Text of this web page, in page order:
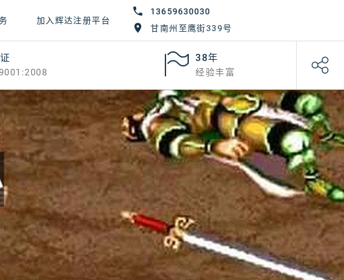
13659630030
甘南州至鹰街339号
加入辉达注册平台
38年
经验丰富